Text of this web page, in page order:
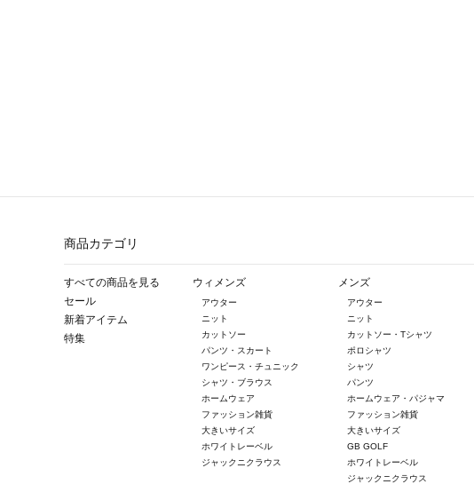
商品カテゴリ
すべての商品を見る
セール
新着アイテム
特集
ウィメンズ
アウター
ニット
カットソー
パンツ・スカート
ワンピース・チュニック
シャツ・ブラウス
ホームウェア
ファッション雑貨
大きいサイズ
ホワイトレーベル
ジャックニクラウス
メンズ
アウター
ニット
カットソー・Tシャツ
ポロシャツ
シャツ
パンツ
ホームウェア・パジャマ
ファッション雑貨
大きいサイズ
GB GOLF
ホワイトレーベル
ジャックニクラウス